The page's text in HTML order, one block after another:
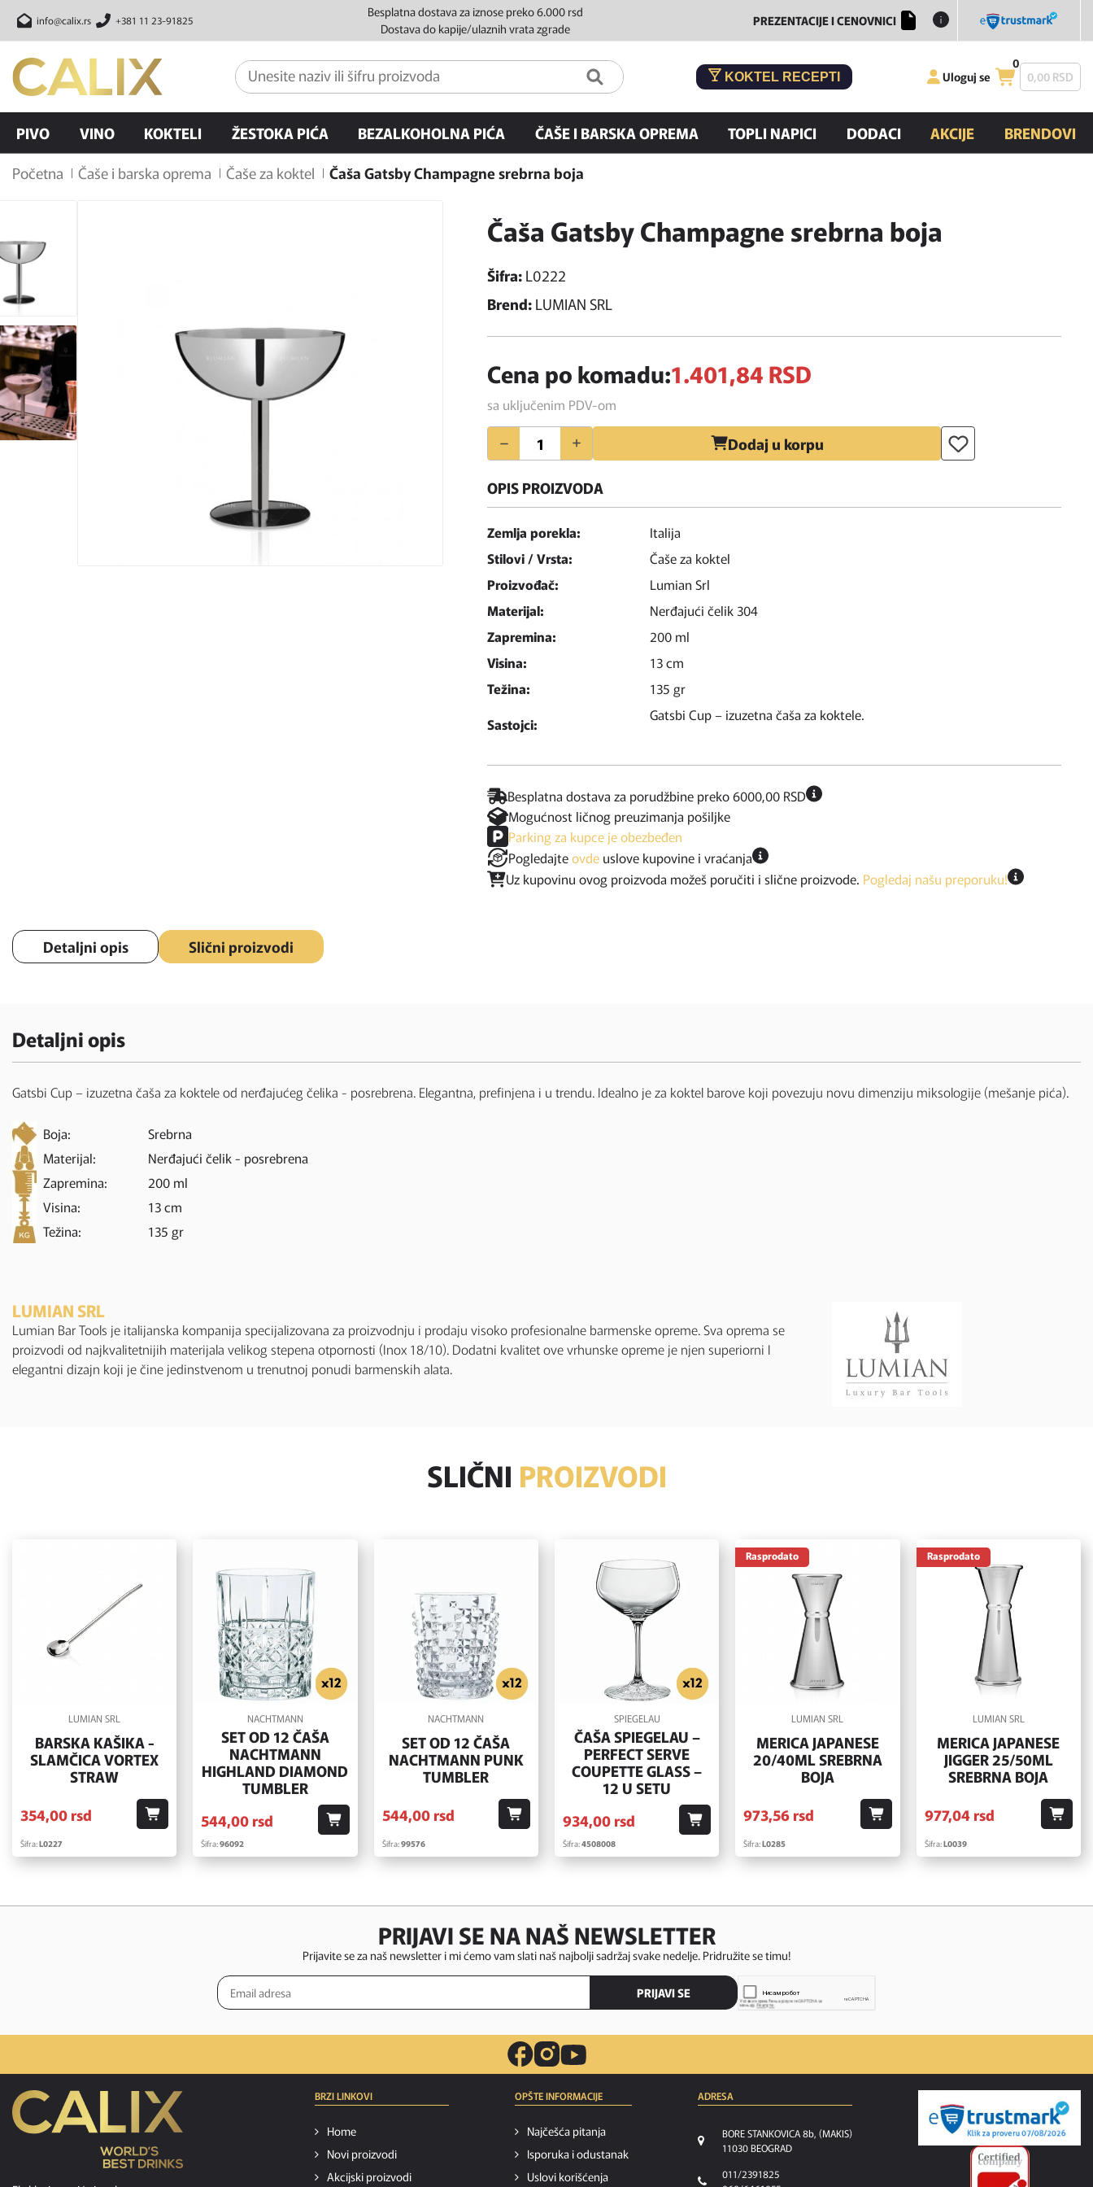
info@calix.rs +381 11 23-91825
Besplatna dostava za iznose preko 6.000 rsd
Dostava do kapije/ulaznih vrata zgrade
PREZENTACIJE I CENOVNICI
KOKTEL RECEPTI Uloguj se
0
0,00 RSD
PIVO VINO KOKTELI ŽESTOKA PIĆA BEZALKOHOLNA PIĆA ČAŠE I BARSKA OPREMA TOPLI NAPICI DODACI AKCIJE
BRENDOVI
Početna
Čaše i barska oprema Čaše za koktel Čaša Gatsby Champagne srebrna boja
Čaša Gatsby Champagne srebrna boja
Šifra:L0222
Brend:LUMIAN SRL
Cena po komadu:1.401,84 RSD
sa uključenim PDV-om
Dodaj u korpu
OPIS PROIZVODA
Zemlja porekla:
Italija
Stilovi / Vrsta:
Čaše za koktel
Proizvođač:
Lumian Srl
Materijal:
Nerđajući čelik 304
Zapremina:
200 ml
Visina:
13 cm
Težina:
135 gr
Sastojci:
Gatsbi Cup – izuzetna čaša za koktele.
Besplatna dostava za porudžbine preko 6000,00 RSD
Mogućnost ličnog preuzimanja pošiljke
Parking za kupce je obezbeđen
Pogledajteovde uslove kupovine i vraćanja
Uz kupovinu ovog proizvoda možeš poručiti i slične proizvode. Pogledaj našu preporuku!
Detaljni opis Slični proizvodi
Detaljni opis
Gatsbi Cup – izuzetna čaša za koktele od nerđajućeg čelika - posrebrena. Elegantna, prefinjena i u trendu. Idealno je za koktel barove koji povezuju novu dimenziju miksologije (mešanje pića).
Boja:
Srebrna
Materijal:
Nerđajući čelik - posrebrena
Zapremina:
200 ml
Visina:
13 cm
Težina:
135 gr
LUMIAN SRL
Lumian Bar Tools je italijanska kompanija specijalizovana za proizvodnju i prodaju visoko profesionalne barmenske opreme. Sva oprema se
proizvodi od najkvalitetnijih materijala velikog stepena otpornosti (Inox 18/10). Dodatni kvalitet ove vrhunske opreme je njen superiorni I
elegantni dizajn koji je čine jedinstvenom u trenutnoj ponudi barmenskih alata.
SLIČNI PROIZVODI
LUMIAN SRL
BARSKA KAŠIKA -
SLAMČICA VORTEX
STRAW
354,00rsd
Šifra:L0227
NACHTMANN
SET OD 12 ČAŠA
NACHTMANN
HIGHLAND DIAMOND
TUMBLER
544,00rsd
Šifra:96092
NACHTMANN
SET OD 12 ČAŠA
NACHTMANN PUNK
TUMBLER
544,00 rsd
Šifra:99576
SPIEGELAU
ČAŠA SPIEGELAU –
PERFECT SERVE
COUPETTE GLASS –
12 U SETU
934,00rsd
Šifra:4508008
Rasprodato
LUMIAN SRL
MERICA JAPANESE
20/40ML SREBRNA
BOJA
973,56rsd
Šifra:L0285
Rasprodato
LUMIAN SRL
MERICA JAPANESE
JIGGER 25/50ML
SREBRNA BOJA
977,04 rsd
Šifra:L0039
PRIJAVI SE NA NAŠ NEWSLETTER
Prijavite se za naš newsletter i mi ćemo vam slati naš najbolji sadržaj svake nedelje. Pridružite se timu!
PRIJAVI SE
BRZI LINKOVI
Home
Novi proizvodi
Akcijski proizvodi
OPŠTE INFORMACIJE
Najčešća pitanja
Isporuka i odustanak
Uslovi korišćenja
ADRESA
BORE STANKOVICA 8b, (MAKIS)
11030 BEOGRAD
011/2391825